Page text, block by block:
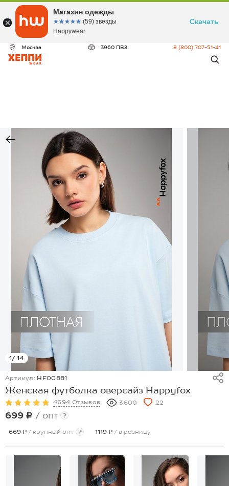
Москва 3960 ПВЗ 8 (800) 707-51-41
1/ 14
Артикул: HF00881
Женская футболка оверсайз Happyfox
4694 Отзывов 3600 22
699 ₽ / опт ?
669 ₽ / крупный опт ? 1119 ₽ / в розницу
Магазин одежды
☆☆☆☆☆
★★★★★ (59) звезды
Happywear
Скачать